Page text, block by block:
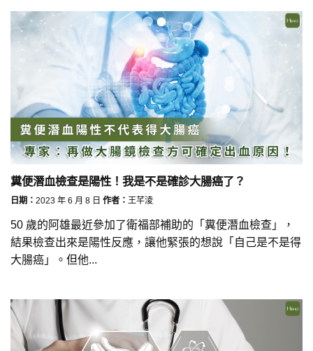
糞便潛血檢查是陽性！我是不是確診大腸癌了？
日期： 2023 年 6 月 8 日 作者： 王芊淩
50 歲的阿雄最近參加了衛福部補助的「糞便潛血檢查」，
結果檢查出來是陽性反應，讓他緊張的想說「自己是不是得
大腸癌」。但他...